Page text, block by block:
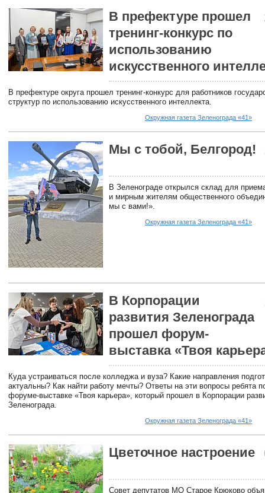
В префектуре прошел
тренинг-конкурс по
использованию
искусственного
В префектуре округа прошел тренинг-конкурс для работников
структур по использованию искусственного интеллекта.
Окружная газета Зеленограда «41»
Мы с тобой, Белгород!
В Зеленограде открылся склад для
и мирным жителям общественного
мы с вами!».
Окружная газета Зеленограда «41»
В Корпорации
развития Зеленограда
прошел форум-
выставка «Твоя
Куда устраиваться после колледжа и вуза? Какие направления
актуальны? Как найти работу мечты? Ответы на эти вопросы ребята
форуме-выставке «Твоя карьера», который прошел в Корпорации
Зеленограда.
Окружная газета Зеленограда «41»
Цветочное настроение
Совет депутатов МО Старое Крюково